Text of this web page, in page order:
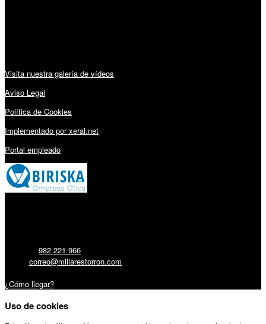
Visita nuestra galería de vídeos
Aviso Legal
Política de Cookies
Implementado por xeral.net
Portal empleado
982 221 966
correo@millarestorron.com
¿Cómo llegar?
Uso de cookies